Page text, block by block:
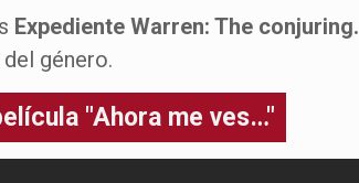
Expediente Warren: The conjuring.
género.
"Ahora me ves…"